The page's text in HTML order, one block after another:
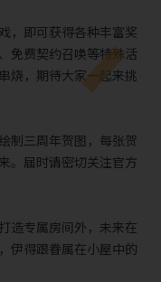
，即可获得各种丰富奖
免费契约召唤等特殊活
烧，期待大家一起来挑
制三周年贺图，每张贺
。届时请密切关注官方
造专属房间外，未来在
伊得跟眷属在小屋中的